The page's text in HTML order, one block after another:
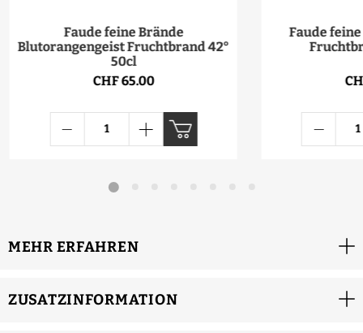
Faude feine Brände
Blutorangengeist Fruchtbrand 42°
50cl
CHF 65.00
Faude
MEHR ERFAHREN
ZUSATZINFORMATION